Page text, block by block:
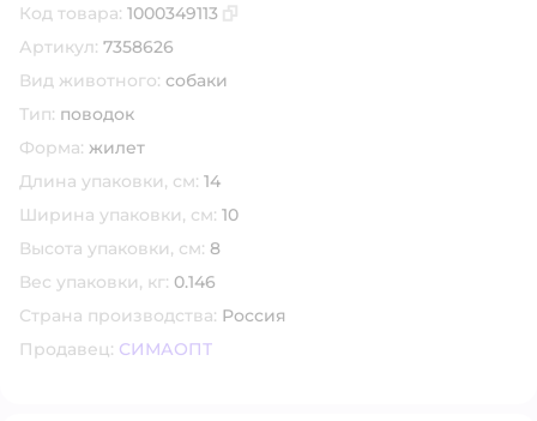
Код товара: 1000349113
Артикул: 7358626
Вид животного: собаки
Тип: поводок
Форма: жилет
Длина упаковки, см: 14
Ширина упаковки, см: 10
Высота упаковки, см: 8
Вес упаковки, кг: 0.146
Страна производства: Россия
Продавец: СИМАОПТ